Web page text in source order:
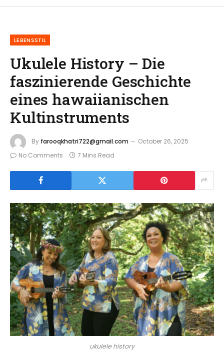
LEBENSSTIL
Ukulele History – Die
faszinierende Geschichte
eines hawaiianischen
Kultinstruments
By farooqkhatri722@gmail.com
October 26, 2025
No Comments
7 Mins Read
ukulele history